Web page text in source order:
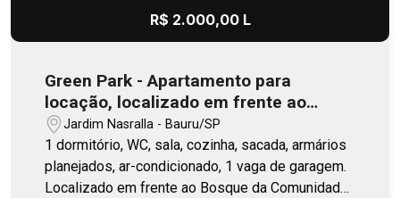
excelente mobilidade! Entre em contato e agende
R$ 2.000,00 L
Green Park - Apartamento para
locação, localizado em frente ao
Bosque da Comunidade e próximo à
USP e Av. Getúlio Vargas
Jardim Nasralla - Bauru/SP
1 dormitório, WC, sala, cozinha, sacada, armários
planejados, ar-condicionado, 1 vaga de garagem.
Localizado em frente ao Bosque da Comunidade,